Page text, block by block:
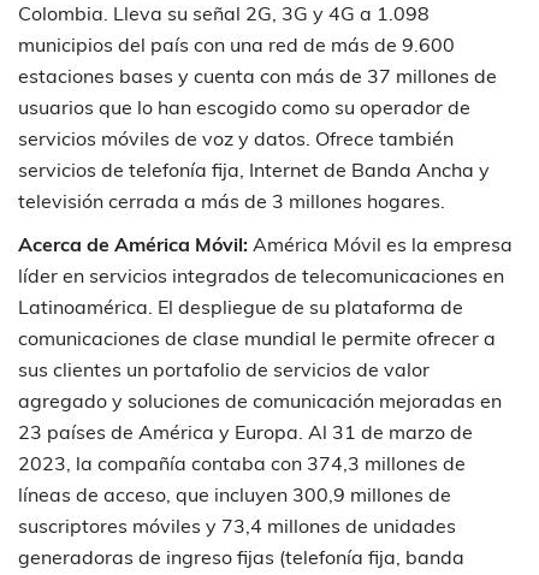
Colombia. Lleva su señal 2G, 3G y 4G a 1.098
municipios del país con una red de más de 9.600
estaciones bases y cuenta con más de 37 millones de
usuarios que lo han escogido como su operador de
servicios móviles de voz y datos. Ofrece también
servicios de telefonía fija, Internet de Banda Ancha y
televisión cerrada a más de 3 millones hogares.
Acerca de América Móvil: América Móvil es la empresa
líder en servicios integrados de telecomunicaciones en
Latinoamérica. El despliegue de su plataforma de
comunicaciones de clase mundial le permite ofrecer a
sus clientes un portafolio de servicios de valor
agregado y soluciones de comunicación mejoradas en
23 países de América y Europa. Al 31 de marzo de
2023, la compañía contaba con 374,3 millones de
líneas de acceso, que incluyen 300,9 millones de
suscriptores móviles y 73,4 millones de unidades
generadoras de ingreso fijas (telefonía fija, banda